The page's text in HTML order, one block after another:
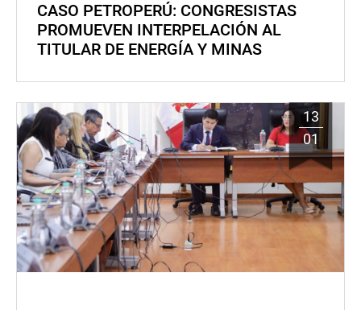
CASO PETROPERÚ: CONGRESISTAS
PROMUEVEN INTERPELACIÓN AL
TITULAR DE ENERGÍA Y MINAS
13
01